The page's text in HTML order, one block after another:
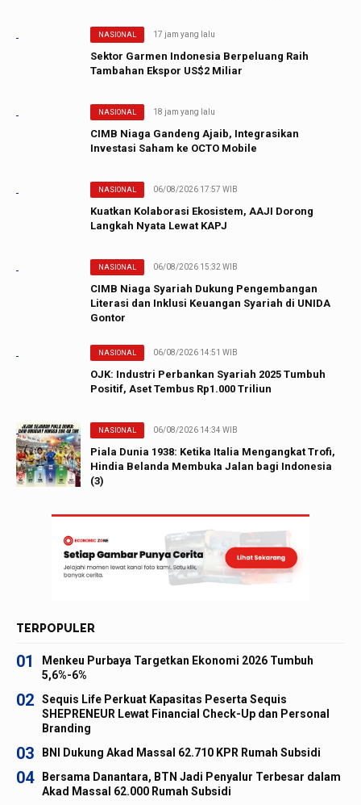
NASIONAL 17 jam yang lalu
Sektor Garmen Indonesia Berpeluang Raih
Tambahan Ekspor US$2 Miliar
NASIONAL 18 jam yang lalu
CIMB Niaga Gandeng Ajaib, Integrasikan
Investasi Saham ke OCTO Mobile
NASIONAL 06/08/2026 17:57 WIB
Kuatkan Kolaborasi Ekosistem, AAJI Dorong
Langkah Nyata Lewat KAPJ
NASIONAL 06/08/2026 15:32 WIB
CIMB Niaga Syariah Dukung Pengembangan
Literasi dan Inklusi Keuangan Syariah di UNIDA
Gontor
NASIONAL 06/08/2026 14:51 WIB
OJK: Industri Perbankan Syariah 2025 Tumbuh
Positif, Aset Tembus Rp1.000 Triliun
NASIONAL 06/08/2026 14:34 WIB
Piala Dunia 1938: Ketika Italia Mengangkat Trofi,
Hindia Belanda Membuka Jalan bagi Indonesia
(3)
TERPOPULER
01
Menkeu Purbaya Targetkan Ekonomi 2026 Tumbuh
5,6%-6%
02
Sequis Life Perkuat Kapasitas Peserta Sequis
SHEPRENEUR Lewat Financial Check-Up dan Personal
Branding
03 BNI Dukung Akad Massal 62.710 KPR Rumah Subsidi
04
Bersama Danantara, BTN Jadi Penyalur Terbesar dalam
Akad Massal 62.000 Rumah Subsidi